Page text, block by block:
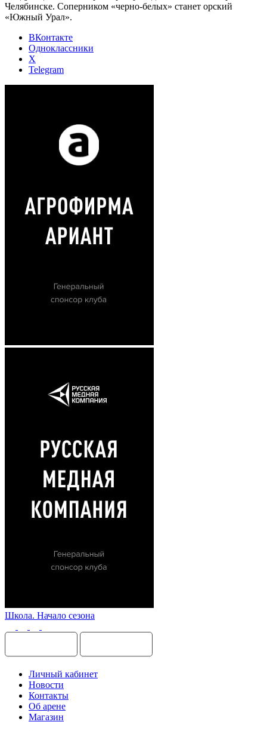
Челябинске. Соперником «черно-белых» станет орский
«Южный Урал».
ВКонтакте
Одноклассники
X
Telegram
Школа. Начало сезона
Личный кабинет
Новости
Контакты
Об арене
Магазин